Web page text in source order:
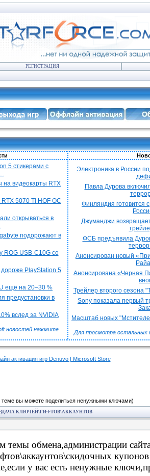
РЕГИСТРАЦИЯ
5 стикерами с
на видеокарты RTX
5070 Ti HOF OC
открываться в
подорожают в
ROG USB-C10G со
дороже PlayStation 5
ещё на 20–30 %
предустановки в
вслед за NVIDIA
новостей нажмите
Электроника в России
Павла Дурова
Финляндия готовится
Джуманджи
ФСБ предъявила
Анонсирован новый
Анонсирована «Черная
Трейлер второго сезона
Sony показала первый
Масштаб новых
Для просмотра остальных
теме вы можете поделиться ненужными ключами)
КЛЮЧЕЙ\ГИФТОВ\АККАУНТОВ
темы обмена,администрации
у вас есть ненужные